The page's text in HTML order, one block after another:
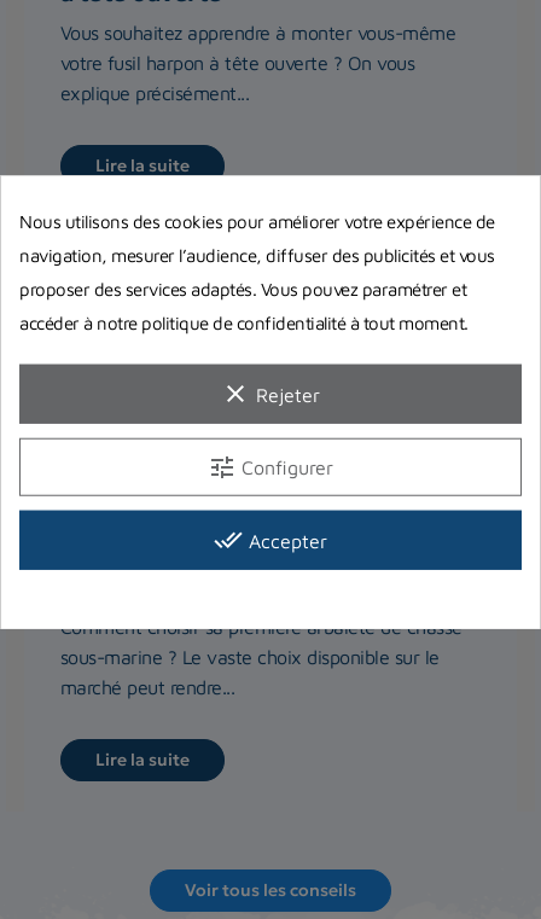
Vous souhaitez apprendre à monter vous-même
votre fusil harpon à tête ouverte ? On vous
explique précisément...
Lire la suite
Choisir son arbalète de chasse sous-
Comment choisir sa première arbalète de chasse
sous-marine ? Le vaste choix disponible sur le
marché peut rendre...
Lire la suite
Voir tous les conseils
Nous utilisons des cookies pour améliorer votre expérience de
navigation, mesurer l’audience, diffuser des publicités et vous
proposer des services adaptés. Vous pouvez paramétrer et
accéder à notre politique de confidentialité à tout moment.
clear Rejeter
tune Configurer
done_all Accepter